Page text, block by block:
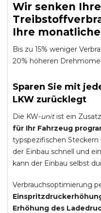
Wir senken
Ihre
Bis zu 15% weniger
20% höheren
Sparen Sie mit
LKW zurücklegt
Die KW-unitist ein
für Ihr Fahrzeug
typspezifischen
der Einbau schnell und
kann der Einbau selbst
Verbrauchsoptimierung
Erhöhung des